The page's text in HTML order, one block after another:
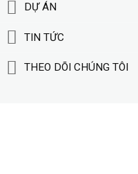
DỰ ÁN
TIN TỨC
THEO DÕI CHÚNG TÔI